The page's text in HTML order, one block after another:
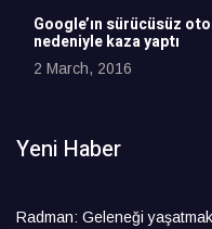
Google’ın sürücüsüz
nedeniyle kaza yaptı
2 March, 2016
Yeni Haber
Radman: Geleneği